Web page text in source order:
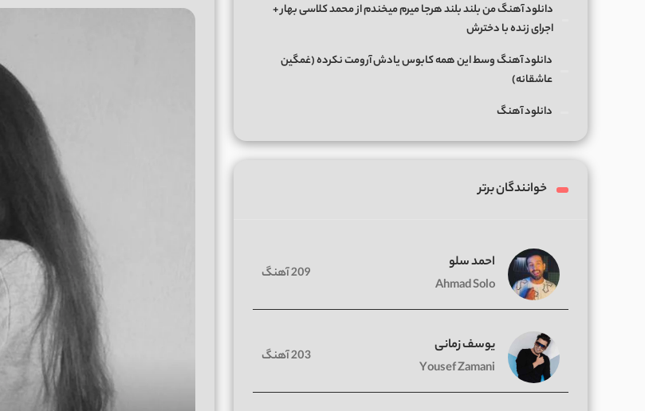
دانلود آهنگ من بلند بلند هرجا میرم میخندم از محمد کلاسی بهار +
اجرای زنده با دخترش
دانلود آهنگ وسط این همه کابوس یادش آرومت نکرده (غمگین
عاشقانه)
دانلود آهنگ
خوانندگان برتر
احمد سلو
Ahmad Solo
209 آهنگ
یوسف زمانی
Yousef Zamani
203 آهنگ